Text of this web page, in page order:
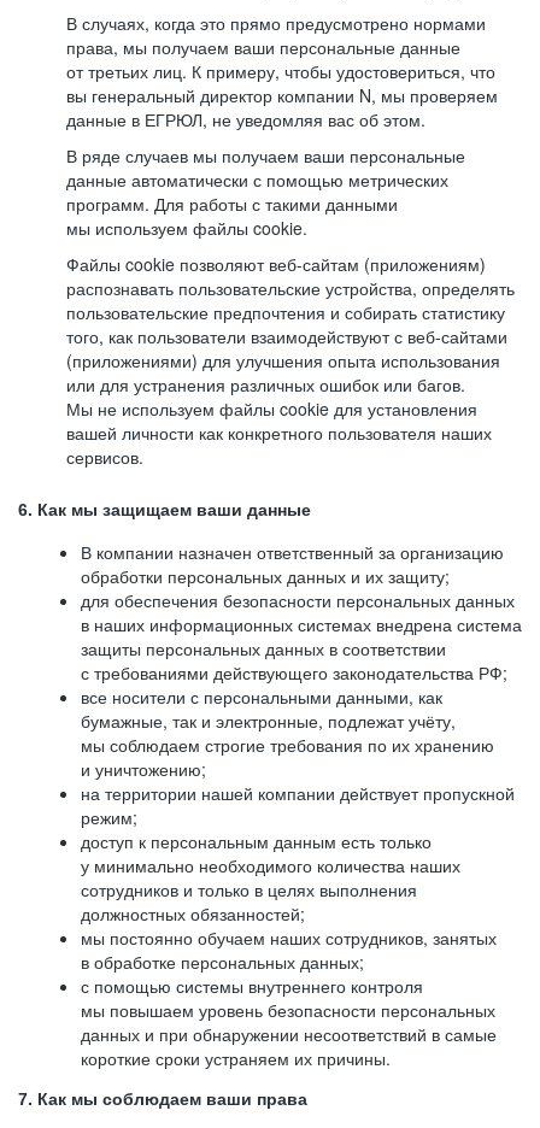
В случаях, когда это прямо предусмотрено нормами
права, мы получаем ваши персональные данные
от третьих лиц. К примеру, чтобы удостовериться, что
вы генеральный директор компании N, мы проверяем
данные в ЕГРЮЛ, не уведомляя вас об этом.
В ряде случаев мы получаем ваши персональные
данные автоматически с помощью метрических
программ. Для работы с такими данными
мы используем файлы cookie.
Файлы cookie позволяют веб-сайтам (приложениям)
распознавать пользовательские устройства, определять
пользовательские предпочтения и собирать статистику
того, как пользователи взаимодействуют с веб-сайтами
(приложениями) для улучшения опыта использования
или для устранения различных ошибок или багов.
Мы не используем файлы cookie для установления
вашей личности как конкретного пользователя наших
сервисов.
6. Как мы защищаем ваши данные
В компании назначен ответственный за организацию
обработки персональных данных и их защиту;
для обеспечения безопасности персональных данных
в наших информационных системах внедрена система
защиты персональных данных в соответствии
с требованиями действующего законодательства РФ;
все носители с персональными данными, как
бумажные, так и электронные, подлежат учёту,
мы соблюдаем строгие требования по их хранению
и уничтожению;
на территории нашей компании действует пропускной
режим;
доступ к персональным данным есть только
у минимально необходимого количества наших
сотрудников и только в целях выполнения
должностных обязанностей;
мы постоянно обучаем наших сотрудников, занятых
в обработке персональных данных;
с помощью системы внутреннего контроля
мы повышаем уровень безопасности персональных
данных и при обнаружении несоответствий в самые
короткие сроки устраняем их причины.
7. Как мы соблюдаем ваши права